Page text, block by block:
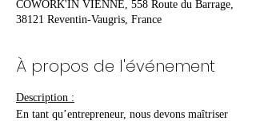
COWORK'IN VIENNE, 558 Route du Barrage,
38121 Reventin-Vaugris, France
À propos de l'événement
Description :
En tant qu’entrepreneur, nous devons maîtriser